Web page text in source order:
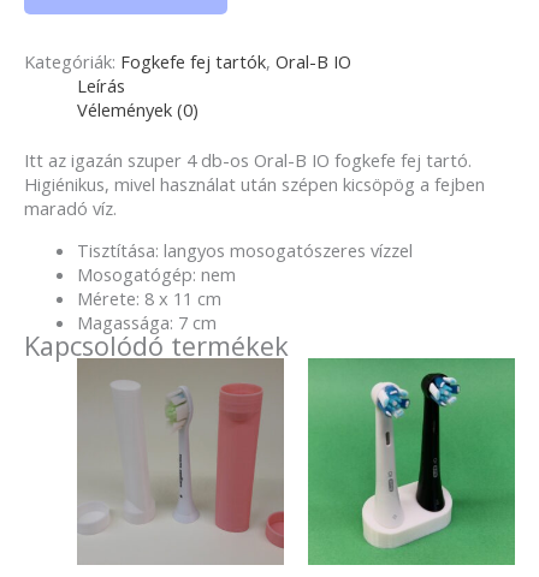
Kategóriák: Fogkefe fej tartók, Oral-B IO
Leírás
Vélemények (0)
Itt az igazán szuper 4 db-os Oral-B IO fogkefe fej tartó.
Higiénikus, mivel használat után szépen kicsöpög a fejben
maradó víz.
Tisztítása: langyos mosogatószeres vízzel
Mosogatógép: nem
Mérete: 8 x 11 cm
Magassága: 7 cm
Kapcsolódó termékek